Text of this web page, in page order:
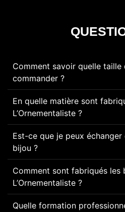
Comment savoir quelle taille
commander ?
En quelle matière sont
L’Ornementaliste ?
Est-ce que je peux
bijou ?
Comment sont fabriqués les
L’Ornementaliste ?
Quelle formation